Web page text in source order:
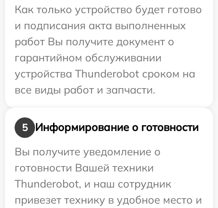
Как только устройство будет готово
и подписания акта выполненных
работ Вы получите документ о
гарантийном обслуживании
устройства Thunderobot сроком на
все виды работ и запчасти.
5
Информирование о готовности
Вы получите уведомление о
готовности Вашей техники
Thunderobot, и наш сотрудник
привезет технику в удобное место и